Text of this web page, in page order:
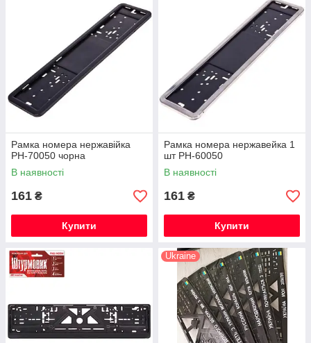
Рамка номера нержавійка
РН-70050 чорна
В наявності
161 ₴
Купити
Рамка номера нержавейка 1
шт РН-60050
В наявності
161 ₴
Купити
Ukraine